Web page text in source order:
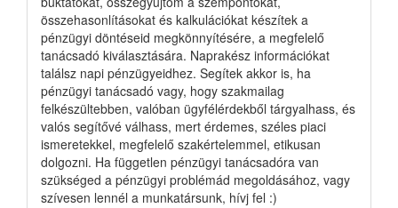
összehasonlításokat és kalkulációkat készítek a
pénzügyi döntéseid megkönnyítésére, a megfelelő
tanácsadó kiválasztására. Naprakész információkat
találsz napi pénzügyeidhez. Segítek akkor is, ha
pénzügyi tanácsadó vagy, hogy szakmailag
felkészültebben, valóban ügyfélérdekből tárgyalhass, és
valós segítővé válhass, mert érdemes, széles piaci
ismeretekkel, megfelelő szakértelemmel, etikusan
dolgozni. Ha független pénzügyi tanácsadóra van
szükséged a pénzügyi problémád megoldásához, vagy
szívesen lennél a munkatársunk, hívj fel :)